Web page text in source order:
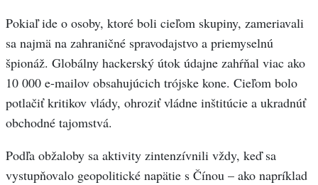
Pokiaľ ide o osoby, ktoré boli cieľom skupiny, zameriavali
sa najmä na zahraničné spravodajstvo a priemyselnú
špionáž. Globálny hackerský útok údajne zahŕňal viac ako
10 000 e-mailov obsahujúcich trójske kone. Cieľom bolo
potlačiť kritikov vlády, ohroziť vládne inštitúcie a ukradnúť
obchodné tajomstvá.
Podľa obžaloby sa aktivity zintenzívnili vždy, keď sa
vystupňovalo geopolitické napätie s Čínou – ako napríklad